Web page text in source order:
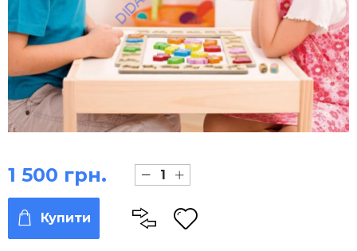
1 500 грн.
Купити